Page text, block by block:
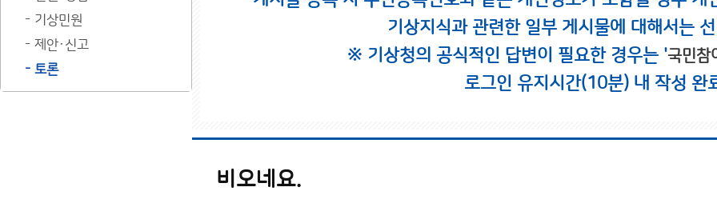
기상민원
제안·신고
토론
기상지식과 관련한 일부 게시물에 대해서는
※ 기상청의 공식적인 답변이 필요한 경우는 '국민참
로그인 유지시간(10분) 내 작성 완
비오네요.